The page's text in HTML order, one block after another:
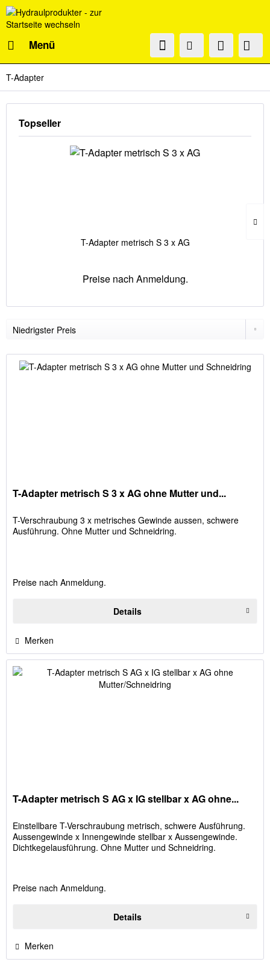
Menü
T-Adapter
Topseller
T-Adapter metrisch S 3 x AG
Preise nach Anmeldung.
T-Adapter metrisch S 3 x AG ohne Mutter und...
T-Verschraubung 3 x metrisches Gewinde aussen, schwere
Ausführung. Ohne Mutter und Schneidring.
Preise nach Anmeldung.
Details
Merken
T-Adapter metrisch S AG x IG stellbar x AG ohne...
Einstellbare T-Verschraubung metrisch, schwere Ausführung.
Aussengewinde x Innengewinde stellbar x Aussengewinde.
Dichtkegelausführung. Ohne Mutter und Schneidring.
Preise nach Anmeldung.
Details
Merken